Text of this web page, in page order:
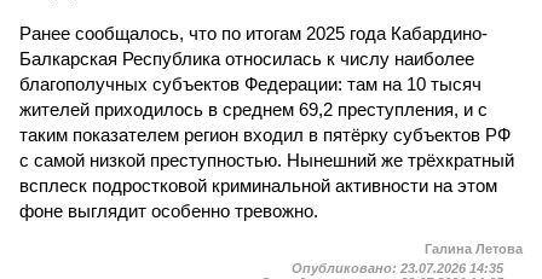
Ранее сообщалось, что по итогам 2025 года Кабардино-
Балкарская Республика относилась к числу наиболее
благополучных субъектов Федерации: там на 10 тысяч
жителей приходилось в среднем 69,2 преступления, и с
таким показателем регион входил в пятёрку субъектов РФ
с самой низкой преступностью. Нынешний же трёхкратный
всплеск подростковой криминальной активности на этом
фоне выглядит особенно тревожно.
Галина Летова
Опубликовано: 23.07.2026 14:35